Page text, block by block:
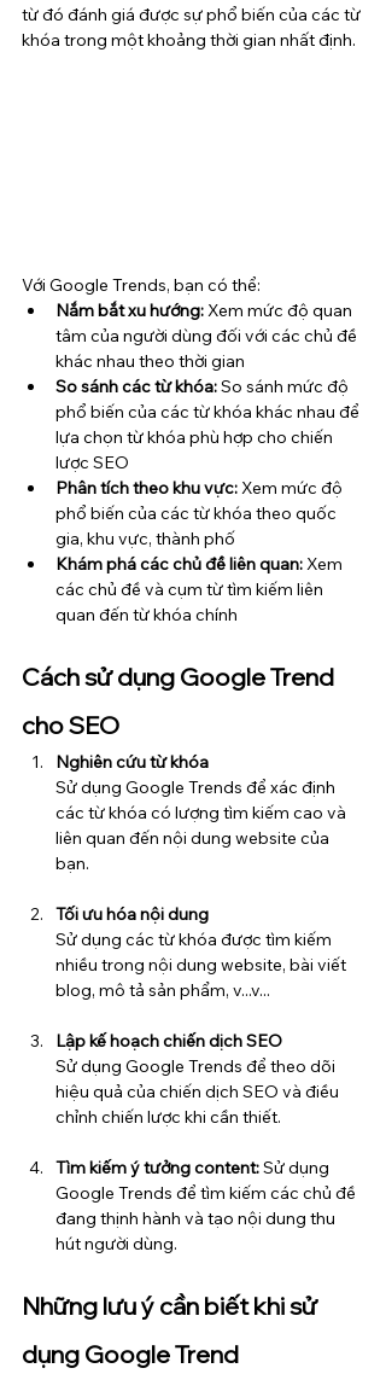
từ đó đánh giá được sự phổ biến của các từ
khóa trong một khoảng thời gian nhất định.
Với Google Trends, bạn có thể:
Nắm bắt xu hướng: Xem mức độ quan
tâm của người dùng đối với các chủ đề
khác nhau theo thời gian
So sánh các từ khóa: So sánh mức độ
phổ biến của các từ khóa khác nhau để
lựa chọn từ khóa phù hợp cho chiến
lược SEO
Phân tích theo khu vực: Xem mức độ
phổ biến của các từ khóa theo quốc
gia, khu vực, thành phố
Khám phá các chủ đề liên quan: Xem
các chủ đề và cụm từ tìm kiếm liên
quan đến từ khóa chính
Cách sử dụng Google Trend
cho SEO
Nghiên cứu từ khóa
Sử dụng Google Trends để xác định
các từ khóa có lượng tìm kiếm cao và
liên quan đến nội dung website của
bạn.
Tối ưu hóa nội dung
Sử dụng các từ khóa được tìm kiếm
nhiều trong nội dung website, bài viết
blog, mô tả sản phẩm, v...v...
Lập kế hoạch chiến dịch SEO
Sử dụng Google Trends để theo dõi
hiệu quả của chiến dịch SEO và điều
chỉnh chiến lược khi cần thiết.
Tìm kiếm ý tưởng content: Sử dụng
Google Trends để tìm kiếm các chủ đề
đang thịnh hành và tạo nội dung thu
hút người dùng.
Những lưu ý cần biết khi sử
dụng Google Trend